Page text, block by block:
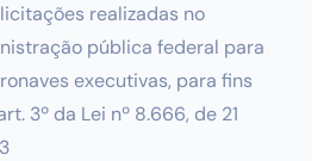
realizadas no
pública federal para
executivas, para fins
3º da Lei nº 8.666, de 21